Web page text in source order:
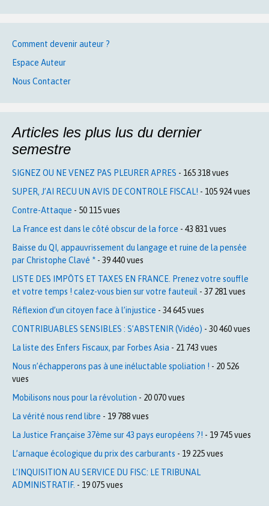
Comment devenir auteur ?
Espace Auteur
Nous Contacter
Articles les plus lus du dernier
semestre
SIGNEZ OU NE VENEZ PAS PLEURER APRES - 165 318 vues
SUPER, J’AI RECU UN AVIS DE CONTROLE FISCAL! - 105 924 vues
Contre-Attaque - 50 115 vues
La France est dans le côté obscur de la force - 43 831 vues
Baisse du QI, appauvrissement du langage et ruine de la pensée
par Christophe Clavé * - 39 440 vues
LISTE DES IMPÔTS ET TAXES EN FRANCE. Prenez votre souffle
et votre temps ! calez-vous bien sur votre fauteuil - 37 281 vues
Réflexion d’un citoyen face à l’injustice - 34 645 vues
CONTRIBUABLES SENSIBLES : S’ABSTENIR (Vidéo) - 30 460 vues
La liste des Enfers Fiscaux, par Forbes Asia - 21 743 vues
Nous n’échapperons pas à une inéluctable spoliation ! - 20 526
vues
Mobilisons nous pour la révolution - 20 070 vues
La vérité nous rend libre - 19 788 vues
La Justice Française 37ème sur 43 pays européens ?! - 19 745 vues
L’arnaque écologique du prix des carburants - 19 225 vues
L’INQUISITION AU SERVICE DU FISC: LE TRIBUNAL
ADMINISTRATIF. - 19 075 vues